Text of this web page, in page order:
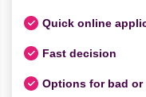
Quick online
Fast decision
Options for bad